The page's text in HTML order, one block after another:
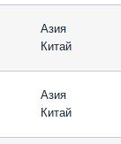
Азия
Китай
Азия
Китай